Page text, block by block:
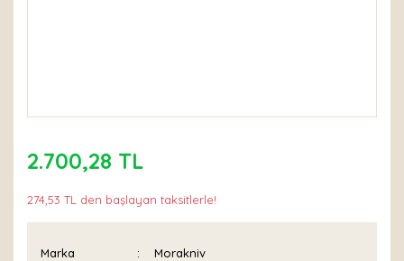
2.700,28 TL
274,53 TL den başlayan taksitlerle!
Marka Morakniv